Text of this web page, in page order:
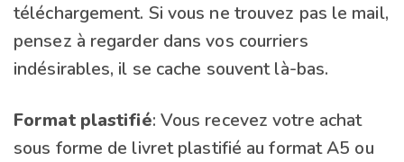
téléchargement. Si vous ne trouvez pas le mail,
pensez à regarder dans vos courriers
indésirables, il se cache souvent là-bas.
Format plastifié: Vous recevez votre achat
sous forme de livret plastifié au format A5 ou